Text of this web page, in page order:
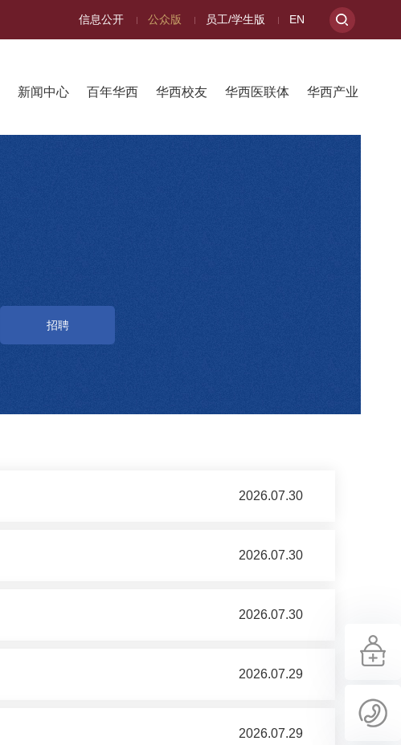
信息公开 公众版 员工/学生版 EN
新闻中心 百年华西 华西校友 华西医联体 华西产业
招聘
2026.07.30
2026.07.30
2026.07.30
2026.07.29
2026.07.29